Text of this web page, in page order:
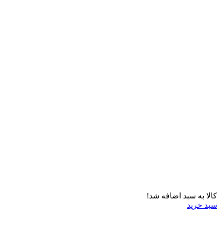
کالا به سبد اضافه شد!
سبد خرید